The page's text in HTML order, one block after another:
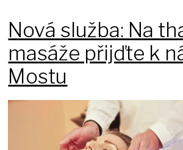
Nová služba: Na
masáže přijďte k
Mostu